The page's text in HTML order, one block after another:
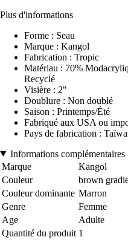
Plus d'informations
Forme : Seau
Marque : Kangol
Fabrication : Tropic
Matériau : 70%
Recyclé
Visière : 2"
Doublure : Non doublé
Saison : Printemps/Été
Fabriqué aux USA ou
Pays de fabrication :
Informations complémentaires
Marque
Kangol
Couleur
brown
Couleur dominante Marron
Genre
Femme
Age
Adulte
Quantité du produit 1